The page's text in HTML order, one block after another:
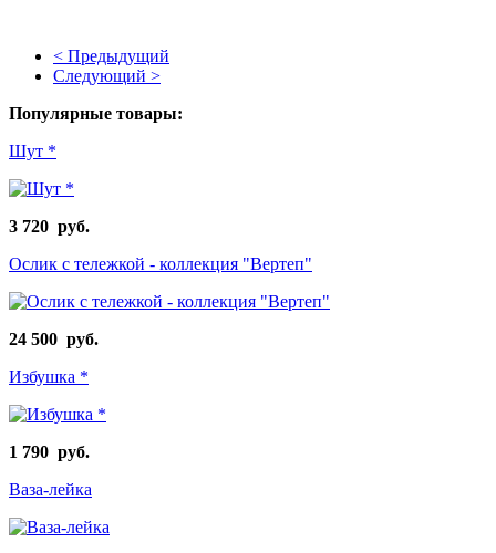
< Предыдущий
Следующий >
Популярные товары:
Шут *
3 720 руб.
Ослик с тележкой - коллекция "Вертеп"
24 500 руб.
Избушка *
1 790 руб.
Ваза-лейка